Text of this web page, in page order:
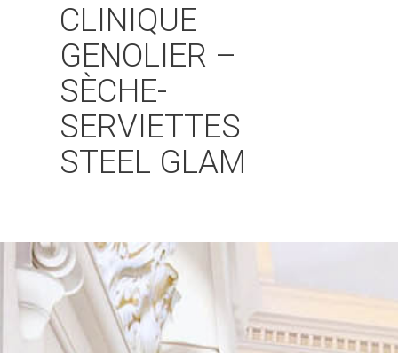
CLINIQUE
GENOLIER –
SÈCHE-
SERVIETTES
STEEL GLAM